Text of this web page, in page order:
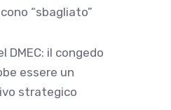
“sbagliato”
DMEC: il congedo
essere un
strategico